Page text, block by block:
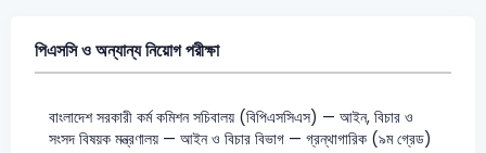
পিএসসি ও অন্যান্য নিয়োগ পরীক্ষা
বাংলাদেশ সরকারী কর্ম কমিশন সচিবালয় (বিপিএসসিএস) — আইন, বিচার ও
সংসদ বিষয়ক মন্ত্রণালয় — আইন ও বিচার বিভাগ — গ্রন্থাগারিক (৯ম গ্রেড)